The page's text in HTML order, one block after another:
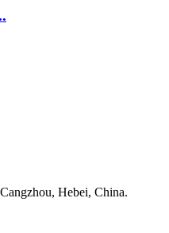
Hebei, China.